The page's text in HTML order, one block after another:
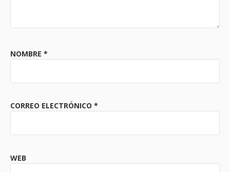
NOMBRE *
CORREO ELECTRÓNICO *
WEB